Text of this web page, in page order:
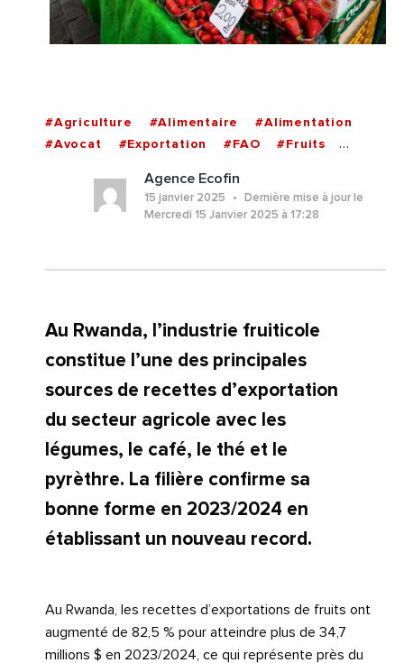
#Agriculture #Alimentaire
#Alimentation
#Avocat
#Exportation #FAO
#Fruits
Agence Ecofin
15 janvier 2025
Dernière mise à jour le
Mercredi 15 Janvier 2025 à 17:28
Au Rwanda, l’industrie fruiticole
constitue l’une des principales
sources de recettes d’exportation
du secteur agricole avec les
légumes, le café, le thé et le
pyrèthre. La filière confirme sa
bonne forme en 2023/2024 en
établissant un nouveau record.
Au Rwanda, les recettes d’exportations de fruits ont
augmenté de 82,5 % pour atteindre plus de 34,7
millions $ en 2023/2024, ce qui représente près du